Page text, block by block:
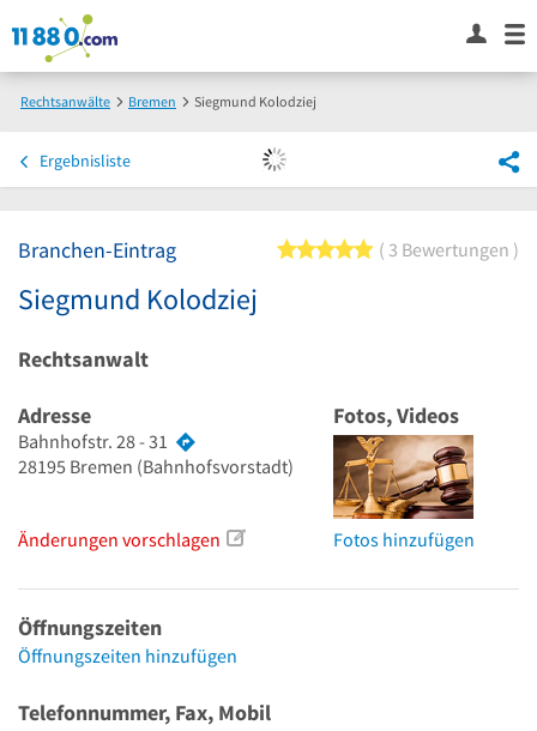
Rechtsanwälte Bremen Siegmund Kolodziej
Ergebnisliste
Branchen-Eintrag 5 von 5 Sternen
3 Bewertungen
Siegmund Kolodziej
Rechtsanwalt
Adresse
Bahnhofstr. 28 - 31
28195 Bremen (Bahnhofsvorstadt)
Änderungen vorschlagen
Fotos, Videos
Fotos hinzufügen
Öffnungszeiten
Öffnungszeiten hinzufügen
Telefonnummer, Fax, Mobil